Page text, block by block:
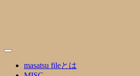
masatsu fileとは